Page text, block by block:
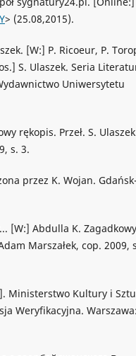
> (25.08,2015).
[W:] P. Ricoeur, P.
S. Ulaszek. Seria
Uniwersytetu
rękopis. Przeł. S.
s. 3.
przez K. Wojan. Gdańsk-
[W:] Abdulla K. Zagadkowy
Marszałek, cop. 2009,
Ministerstwo Kultury i
Weryfikacyjna. Warszawa: